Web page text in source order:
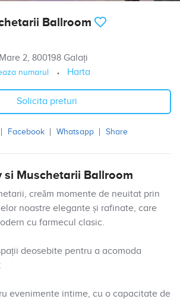
Ballroom
2, 800198 Galați
numarul Harta
Solicita preturi
Facebook Whatsapp Share
si Muschetarii Ballroom
creăm momente de neuitat prin
noastre elegante și rafinate, care
cu farmecul clasic.
deosebite pentru a acomoda
evenimente intime, cu o capacitate de